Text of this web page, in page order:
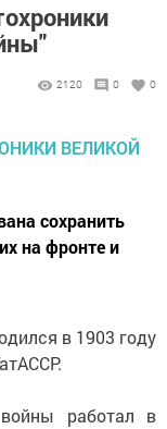
2120 0 0
сохранить
на фронте и
в 1903 году
работал в